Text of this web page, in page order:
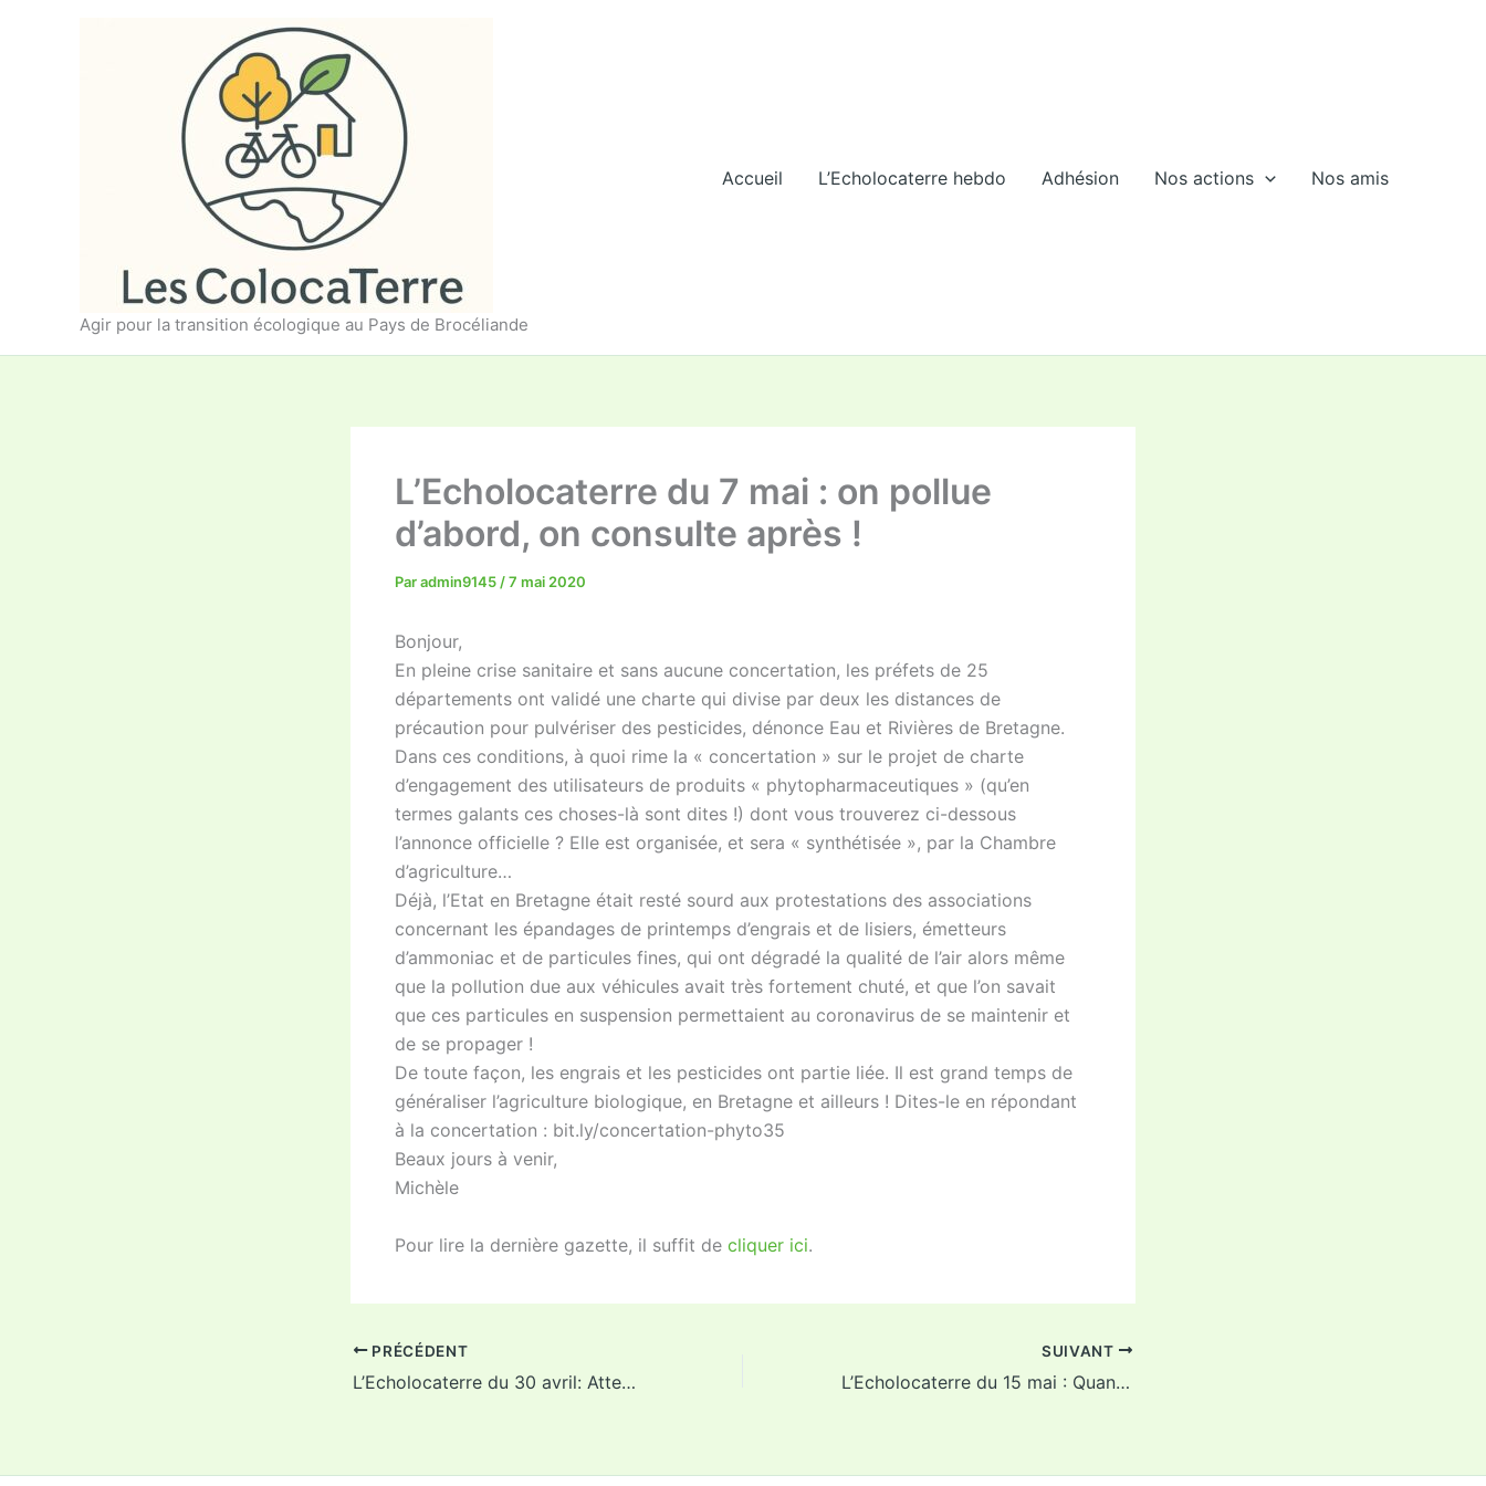
Agir pour la transition écologique au Pays de Brocéliande
Accueil L’Echolocaterre hebdo Adhésion Nos actions Nos amis
L’Echolocaterre du 7 mai : on pollue
d’abord, on consulte après !
Paradmin9145 /7 mai 2020
Bonjour,
En pleine crise sanitaire et sans aucune concertation, les préfets de 25
départements ont validé une charte qui divise par deux les distances de
précaution pour pulvériser des pesticides, dénonce Eau et Rivières de Bretagne.
Dans ces conditions, à quoi rime la « concertation » sur le projet de charte
d’engagement des utilisateurs de produits « phytopharmaceutiques » (qu’en
termes galants ces choses-là sont dites !) dont vous trouverez ci-dessous
l’annonce officielle ? Elle est organisée, et sera « synthétisée », par la Chambre
d’agriculture…
Déjà, l’Etat en Bretagne était resté sourd aux protestations des associations
concernant les épandages de printemps d’engrais et de lisiers, émetteurs
d’ammoniac et de particules fines, qui ont dégradé la qualité de l’air alors même
que la pollution due aux véhicules avait très fortement chuté, et que l’on savait
que ces particules en suspension permettaient au coronavirus de se maintenir et
de se propager !
De toute façon, les engrais et les pesticides ont partie liée. Il est grand temps de
généraliser l’agriculture biologique, en Bretagne et ailleurs ! Dites-le en répondant
à la concertation : bit.ly/concertation-phyto35
Beaux jours à venir,
Michèle
Pour lire la dernière gazette, il suffit de cliquer ici.
PRÉCÉDENT
L’Echolocaterre du 30 avril: Attention aux réponses toutes faites…
SUIVANT
L’Echolocaterre du 15 mai : Quand on s’promène au bord de l’eau… on risque une amende !